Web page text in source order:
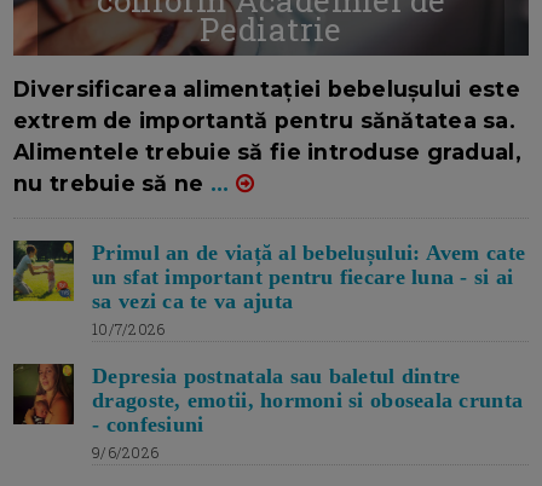
Pediatrie
Diversificarea alimentației bebelușului este
extrem de importantă pentru sănătatea sa.
Alimentele trebuie să fie introduse gradual,
nu trebuie să ne ...
Primul an de viață al bebelușului: Avem cate
un sfat important pentru fiecare luna - si ai
sa vezi ca te va ajuta
10/7/2026
Depresia postnatala sau baletul dintre
dragoste, emotii, hormoni si oboseala crunta
- confesiuni
9/6/2026